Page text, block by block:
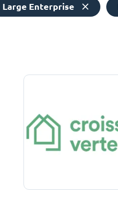
Large Enterprise